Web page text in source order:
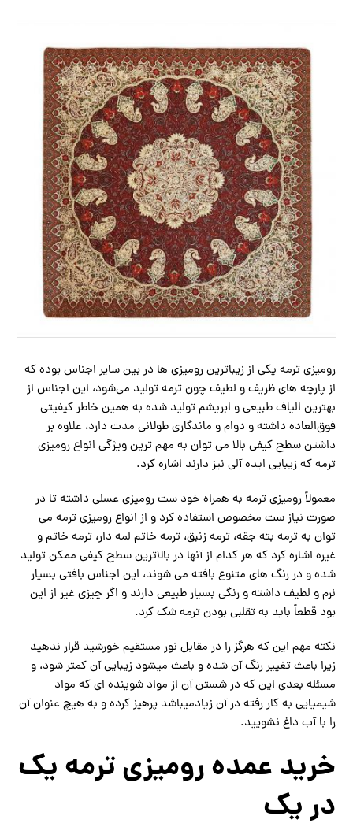
رومیزی ترمه یکی از زیباترین رومیزی ها در بین سایر اجناس بوده که
از پارچه های ظریف و لطیف چون ترمه تولید می‌شود، این اجناس از
بهترین الیاف طبیعی و ابریشم تولید شده به همین خاطر کیفیتی
فوق‌العاده داشته و دوام و ماندگاری طولانی مدت دارد، علاوه بر
داشتن سطح کیفی بالا می توان به مهم ترین ویژگی انواع رومیزی
ترمه که زیبایی ایده آلی نیز دارند اشاره کرد.
معمولاً رومیزی ترمه به همراه خود ست رومیزی عسلی داشته تا در
صورت نیاز ست مخصوص استفاده کرد و از انواع رومیزی ترمه می
توان به ترمه بته جقه، ترمه زنبق، ترمه خاتم لمه دار، ترمه خاتم و
غیره اشاره کرد که هر کدام از آنها در بالاترین سطح کیفی ممکن تولید
شده و در رنگ های متنوع بافته می شوند، این اجناس بافتی بسیار
نرم و لطیف داشته و رنگی بسیار طبیعی دارند و اگر چیزی غیر از این
بود قطعاً باید به تقلبی بودن ترمه شک کرد.
نکته مهم این که هرگز را در مقابل نور مستقیم خورشید قرار ندهید
زیرا باعث تغییر رنگ آن شده و باعث میشود زیبایی آن کمتر شود، و
مسئله بعدی این که در شستن آن از مواد شوینده ای که مواد
شیمیایی به کار رفته در آن زیادمیباشد پرهیز کرده و به هیچ عنوان آن
را با آب داغ نشویید.
خرید عمده رومیزی ترمه یک
در یک